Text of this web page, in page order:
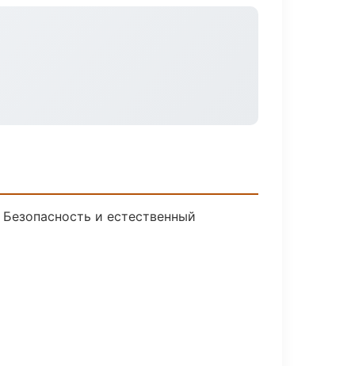
и естественный